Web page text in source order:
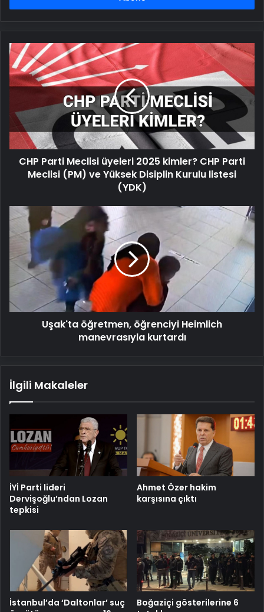
CHP
Parti
Meclisi
üyeleri
kimler?
CHP
Parti
Meclisi
(PM)
Kurulu
listesi
(YDK)
CHP Parti Meclisi üyeleri 2025 kimler? CHP Parti
Meclisi (PM) ve Yüksek Disiplin Kurulu listesi
(YDK)
Uşak'ta
öğretmen,
öğrenciyi
Heimlich
manevrasıyla
kurtardı
Uşak'ta öğretmen, öğrenciyi Heimlich
manevrasıyla kurtardı
İlgili Makaleler
İYİ Parti lideri
Dervişoğlu’ndan Lozan
tepkisi
Ahmet Özer hakim
karşısına çıktı
İstanbul’da ‘Daltonlar’ suç
Boğaziçi gösterilerine 6